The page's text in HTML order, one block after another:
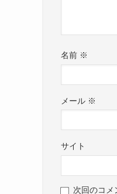
名前 ※
メール ※
サイト
次回のコメ